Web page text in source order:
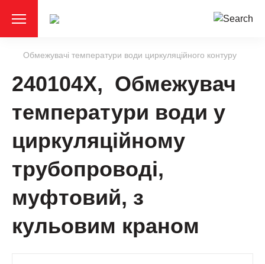
Обмежувачі температури води циркуляційного контуру
240104X, Обмежувач
температури води у
циркуляційному
трубопроводі,
муфтовий, з
кульовим краном